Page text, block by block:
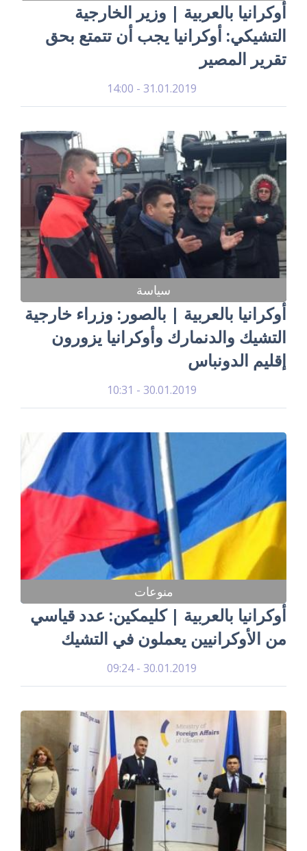
أوكرانيا بالعربية | وزير الخارجية
التشيكي: أوكرانيا يجب أن تتمتع بحق
تقرير المصير
31.01.2019 - 14:00
سياسة
أوكرانيا بالعربية | بالصور: وزراء خارجية
التشيك والدنمارك وأوكرانيا يزورون
إقليم الدونباس
30.01.2019 - 10:31
منوعات
أوكرانيا بالعربية | كليمكين: عدد قياسي
من الأوكرانيين يعملون في التشيك
30.01.2019 - 09:24